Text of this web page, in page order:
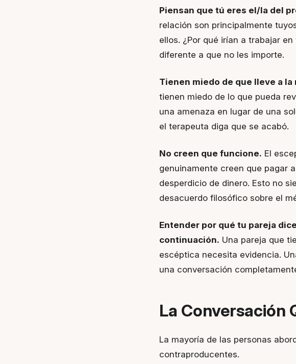
Piensan que tú eres el/la del
relación son principalmente
ellos. ¿Por qué irían a trabajar
diferente a que no les importe.
Tienen miedo de que lleve a la
tienen miedo de lo que pueda
una amenaza en lugar de una
el terapeuta diga que se acabó.
No creen que funcione. El
genuinamente creen que pagar
desperdicio de dinero. Esto no
desacuerdo filosófico sobre el
Entender por qué tu pareja
continuación. Una pareja que
escéptica necesita evidencia.
una conversación
La Conversación
La mayoría de las personas
contraproducentes.